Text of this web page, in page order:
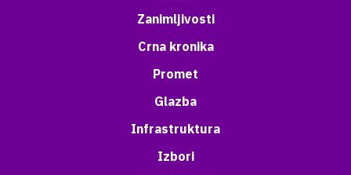
Zanimljivosti
Crna kronika
Promet
Glazba
Infrastruktura
Izbori